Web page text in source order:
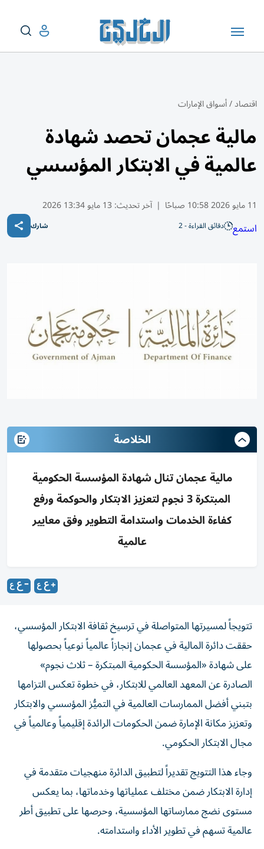
اقتصاد/أسواق الإمارات
مالية عجمان تحصد شهادة
عالمية في الابتكار المؤسسي
11 مايو 2026 10:58 صباحًا | آخر تحديث: 13 مايو 13:34 2026
استمع دقائق القراءة - 2 شارك
الخلاصة
مالية عجمان تنال شهادة المؤسسة الحكومية
المبتكرة 3 نجوم لتعزيز الابتكار والحوكمة ورفع
كفاءة الخدمات واستدامة التطوير وفق معايير
عالمية
تتويجاً لمسيرتها المتواصلة في ترسيخ ثقافة الابتكار المؤسسي،
حققت دائرة المالية في عجمان إنجازاً عالمياً نوعياً بحصولها
على شهادة «المؤسسة الحكومية المبتكرة – ثلاث نجوم»
الصادرة عن المعهد العالمي للابتكار، في خطوة تعكس التزامها
بتبني أفضل الممارسات العالمية في التميُّز المؤسسي والابتكار
وتعزيز مكانة الإمارة ضمن الحكومات الرائدة إقليمياً وعالمياً في
مجال الابتكار الحكومي.
وجاء هذا التتويج تقديراً لتطبيق الدائرة منهجيات متقدمة في
إدارة الابتكار ضمن مختلف عملياتها وخدماتها، بما يعكس
مستوى نضج ممارساتها المؤسسية، وحرصها على تطبيق أطر
عالمية تسهم في تطوير الأداء واستدامته.